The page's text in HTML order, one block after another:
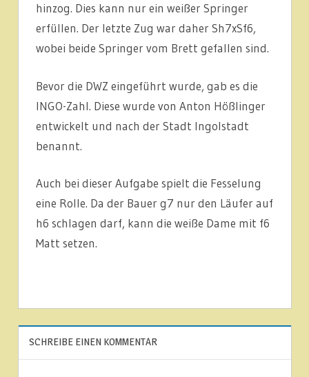
hinzog. Dies kann nur ein weißer Springer
erfüllen. Der letzte Zug war daher Sh7xSf6,
wobei beide Springer vom Brett gefallen sind.
Bevor die DWZ eingeführt wurde, gab es die
INGO-Zahl. Diese wurde von Anton Hößlinger
entwickelt und nach der Stadt Ingolstadt
benannt.
Auch bei dieser Aufgabe spielt die Fesselung
eine Rolle. Da der Bauer g7 nur den Läufer auf
h6 schlagen darf, kann die weiße Dame mit f6
Matt setzen.
SCHREIBE EINEN KOMMENTAR